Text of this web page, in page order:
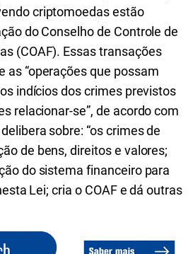
criptomoedas estão
do Conselho de Controle de
(COAF). Essas transações
as “operações que possam
indícios dos crimes previstos
relacionar-se”, de acordo com
sobre: “os crimes de
de bens, direitos e valores;
do sistema financeiro para
Lei; cria o COAF e dá outras